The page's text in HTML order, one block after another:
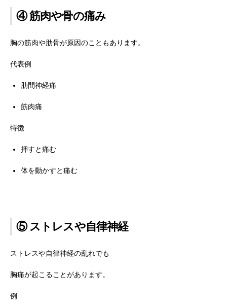
④ 筋肉や骨の痛み
胸の筋肉や肋骨が原因のこともあります。
代表例
肋間神経痛
筋肉痛
特徴
押すと痛む
体を動かすと痛む
⑤ ストレスや自律神経
ストレスや自律神経の乱れでも
胸痛が起こることがあります。
例